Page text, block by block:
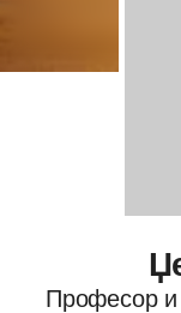
Професор и